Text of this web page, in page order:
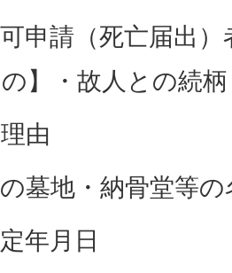
申請（死亡届出
】・故人との続柄
由
墓地・納骨堂等
年月日